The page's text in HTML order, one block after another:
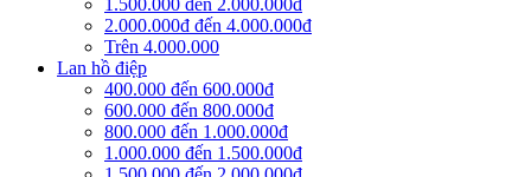
1.500.000 đến 2.000.000đ
2.000.000đ đến 4.000.000đ
Trên 4.000.000
Lan hồ điệp
400.000 đến 600.000đ
600.000 đến 800.000đ
800.000 đến 1.000.000đ
1.000.000 đến 1.500.000đ